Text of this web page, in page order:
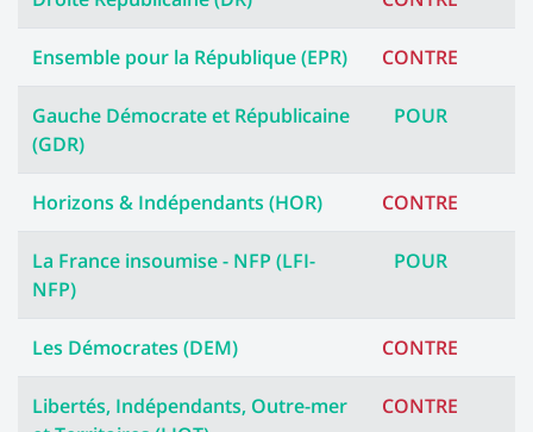
Ensemble pour la République (EPR) CONTRE
Gauche Démocrate et Républicaine
(GDR)
POUR
Horizons & Indépendants (HOR) CONTRE
La France insoumise - NFP (LFI-
NFP)
POUR
Les Démocrates (DEM) CONTRE
Libertés, Indépendants, Outre-mer
CONTRE